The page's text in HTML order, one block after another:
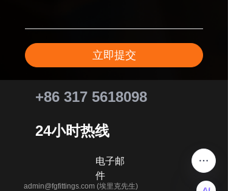
立即提交
电子邮
件
admin@fgfittings.com (埃里克先生)
24小时热线
+86 317 5618098